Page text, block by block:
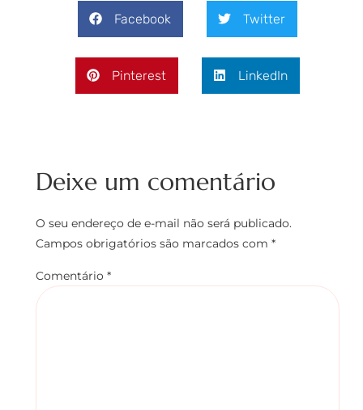
Facebook Twitter
Pinterest LinkedIn
Deixe um comentário
O seu endereço de e-mail não será publicado.
Campos obrigatórios são marcados com *
Comentário *